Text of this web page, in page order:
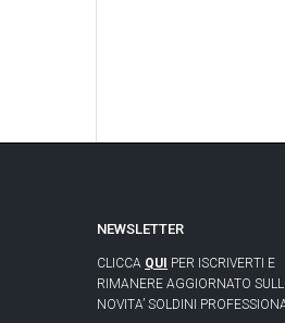
NEWSLETTER
CLICCA QUIPER ISCRIVERTI E
RIMANERE AGGIORNATO SULLE
NOVITA’ SOLDINI PROFESSIONAL